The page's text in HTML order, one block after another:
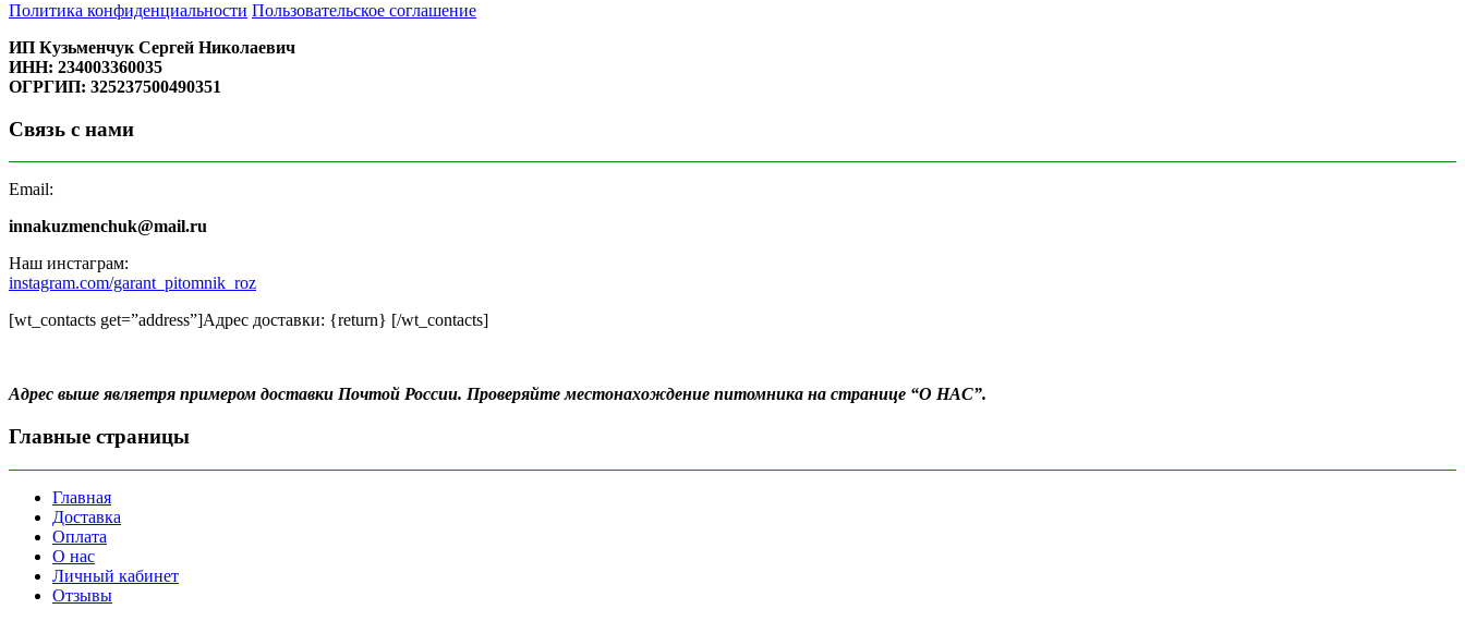
Политика конфиденциальности Пользовательское соглашение
ИП Кузьменчук Сергей Николаевич
ИНН: 234003360035
ОГРГИП: 325237500490351
Связь с нами
Email:
innakuzmenchuk@mail.ru
Наш инстаграм:
instagram.com/garant_pitomnik_roz
[wt_contacts get=”address”]Адрес доставки: {return} [/wt_contacts]
Адрес выше являетря примером доставки Почтой России. Проверяйте местонахождение питомника на странице “О НАС”.
Главные страницы
Главная
Доставка
Оплата
О нас
Личный кабинет
Отзывы